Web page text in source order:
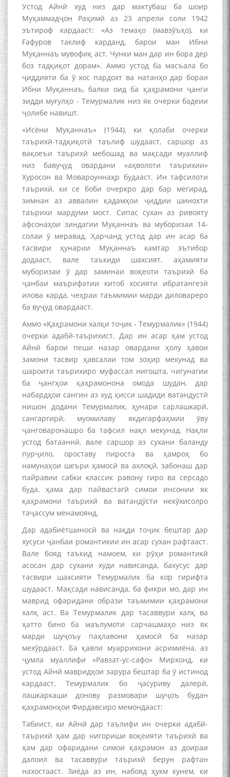
Устод Айнӣ худ низ дар мактубаш ба шоир
Муҳаммадҷон Раҳимӣ аз 23 апрели соли 1942
эътироф кардааст: «Аз темаҳо (мавзӯъҳо), ки
Ғафуров таклиф карданд, барои ман Ибни
Муқаннаъ мувофиқ аст. Чунки ман дар ин бора дер
боз тадқиқот дорам». Аммо устод ба масъала бо
ҷиддияти ба ӯ хос пардохт ва натанҳо дар бораи
Ибни Муқаннаъ, балки оид ба қаҳрамони ҷанги
зидди муғулҳо - Темурмалик низ як очерки бадеии
ҷолибе навишт.
«Исёни Муқаннаъ» (1944), ки қолаби очерки
таърихӣ-тадқиқотӣ таълиф шудааст, саршор аз
вақоеъи таърихӣ мебошад ва мақсади муаллиф
низ бавуҷуд овардани «аҳволоти таърихии»
Хуросон ва Мовароуннаҳр будааст. Ин тафсилоти
таърихӣ, ки се боби очеркро дар бар мегирад,
зимнан аз аввалин қадамҳои ҷиддии шинохти
таърихи мардуми мост. Сипас сухан аз ривояту
афсонаҳои зиндагии Муқаннаъ ва муборизаи 14-
солаи ӯ меравад. Ҳарчанд устод дар ин асар ба
тасвири ҳунарии Муқаннаъ камтар эътибор
додааст, вале таъкиди шахсият, аҳамияти
муборизаи ӯ дар заминаи воқеоти таърихӣ ба
ҷанбаи маърифатии китоб хосияти ибратангезӣ
илова карда, чеҳраи таъмимии марди диловареро
ба вуҷуд овардааст.
Аммо «Қаҳрамони халқи тоҷик - Темурмалик» (1944)
очерки адабӣ-таърихист. Дар ин асар ҳам устод
Айнӣ барои пеши назар овардани ҳолу ҳавои
замони тасвир ҳавсалаи том зоҳир мекунад ва
шароити таърихиро муфассал нигошта, чигунагии
ба ҷангҳои қаҳрамонона омода шудан, дар
набардҳои сангин аз худ ҳисси шадиди ватандустӣ
нишон додани Темурмалик, ҳунари сарлашкарӣ,
сангаргирӣ, муомилаву якдигарфаҳмии ӯву
ҷанговаронашро ба тафсил нақл мекунад. Нақли
устод батааннӣ, вале саршор аз сухани баланду
пурҷило, ороставу пироста ва ҳамроҳ бо
намунаҳои шеъри ҳамосӣ ва ахлоқӣ, забонаш дар
пайравии сабки классик равону гиро ва серсадо
буда, ҳама дар пайвастагӣ симои инсонии як
қаҳрамони таърихӣ ва ватандӯсти некӯхисолро
таҷассум менамоянд.
Дар адабиётшиносӣ ва нақди тоҷик бештар дар
хусуси ҷанбаи романтикии ин асар сухан рафтааст.
Вале бояд таъкид намоем, ки рӯҳи романтикӣ
асосан дар сухани худи нависанда, бахусус дар
тасвири шахсияти Темурмалик ба кор гирифта
шудааст. Мақсади нависанда, ба фикри мо, дар ин
маврид офаридани образи таъмимии қаҳрамони
халқ аст. Ва Темурмалик дар тасаввури халқ ва
ҳатто бино ба маълумоти сарчашмаҳо низ як
марди шуҷоъу паҳлавони ҳамосӣ ба назар
мехӯрдааст. Ба қавли муаррихони асримиёна, аз
ҷумла муаллифи «Равзат-ус-сафо» Мирхонд, ки
устод Айнӣ мавридҳои зарура бештар ба ӯ истинод
кардааст, Темурмалик бо ҷасуриву далерӣ,
лашкаркаши донову размовари шуҷоъ будан
қаҳрамонҳои Фирдавсиро мемондааст:
Табиист, ки Айнӣ дар таълифи ин очерки адабӣ-
таърихӣ ҳам дар нигориши воқеияти таърихӣ ва
ҳам дар офаридани симои қаҳрамон аз доираи
далоил ва тасаввури таърихӣ берун рафтан
нахостааст. Зиёда аз ин, набояд ҳукм кунем, ки